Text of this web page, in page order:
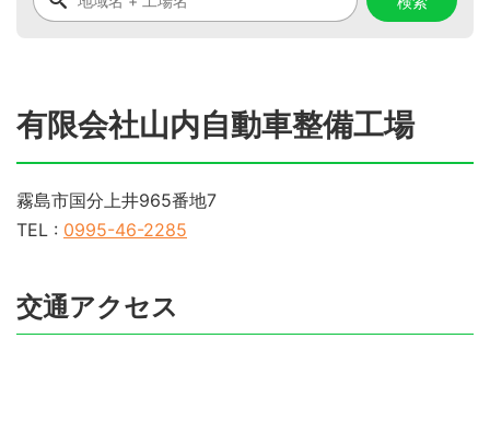
有限会社山内自動車整備工場
霧島市国分上井965番地7
TEL : 0995-46-2285
交通アクセス